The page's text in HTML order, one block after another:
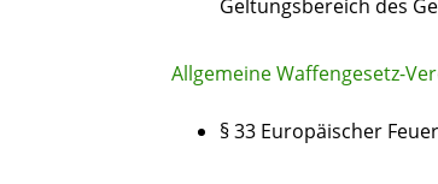
Geltungsbereich des
Allgemeine Waffengesetz-
§ 33 Europäischer